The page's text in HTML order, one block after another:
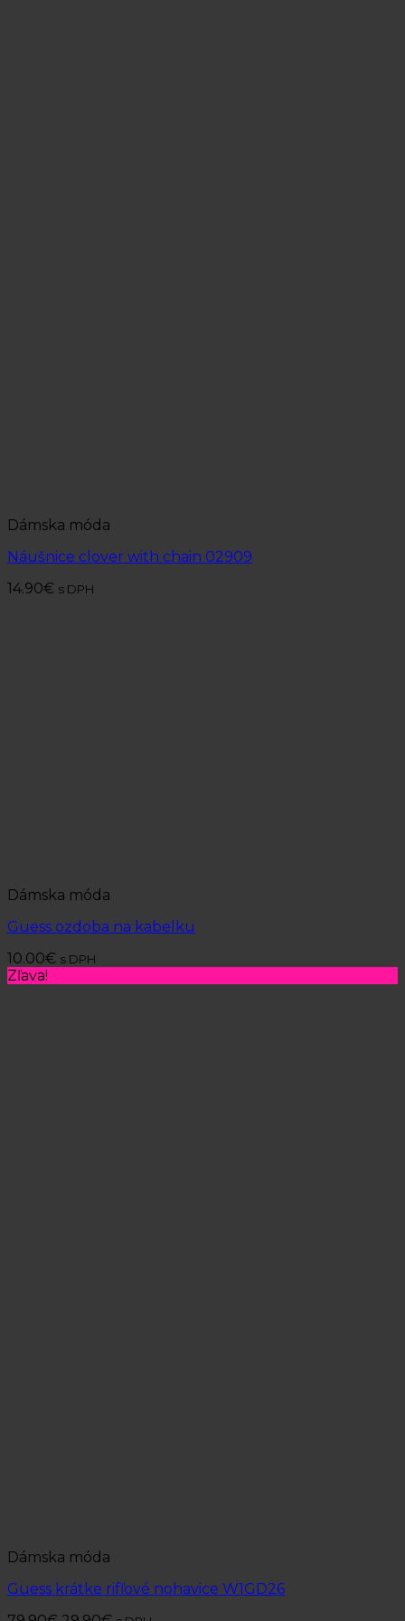
Dámska móda
Náušnice clover with chain 02909
14.90€ s DPH
Dámska móda
Guess ozdoba na kabelku
10.00€ s DPH
Zľava!
Dámska móda
Guess krátke rifľové nohavice W1GD26